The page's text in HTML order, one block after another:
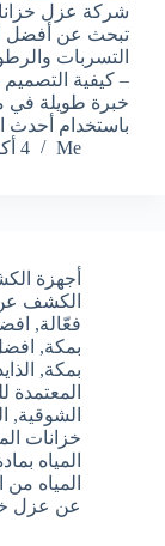
تبحث عن أفضل
التسربات
– كيفية
خبرة طويلة في
باستخدام أحدث
Me
4 أكتوبر، 2025
أجهزة
الكشف
فعّالة,
بمكة,
بمكة,
الشوقية,
خزانات
المياه
المياه من
عن عزل